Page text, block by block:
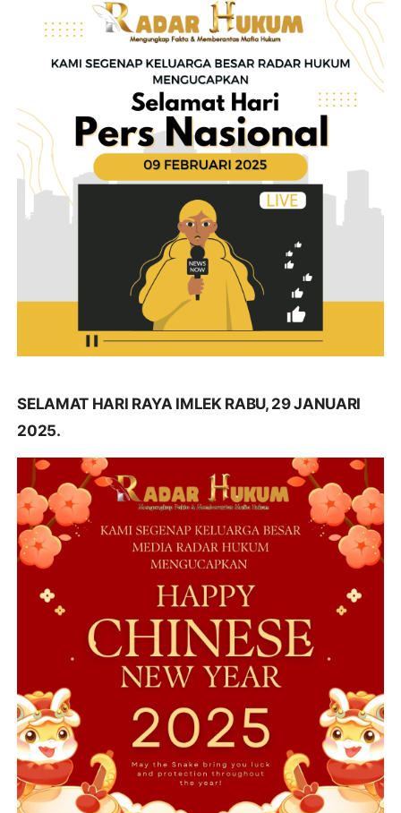
SELAMAT HARI RAYA IMLEK RABU, 29 JANUARI
2025.